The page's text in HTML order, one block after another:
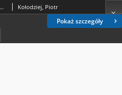
Pokaż szczegóły
Wisława Szymborska – trzy studia anatomiczne Kołodziej, Piotr